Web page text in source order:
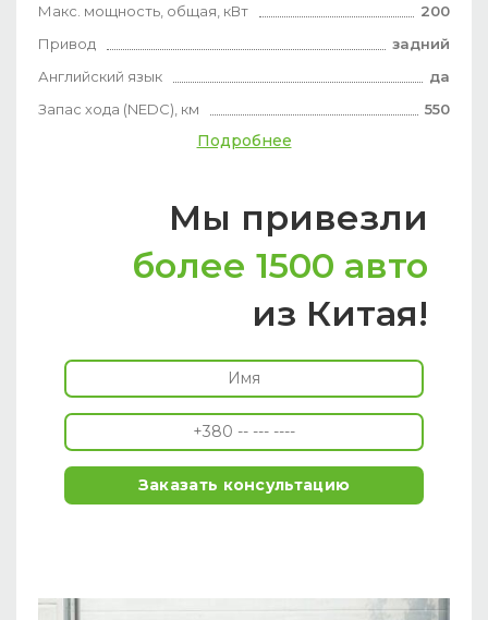
Макс. мощность, общая, кВт
200
Привод
задний
Английский язык
да
Запас хода (NEDC), км
550
Подробнее
Мы привезли
более 1500 авто
из Китая!